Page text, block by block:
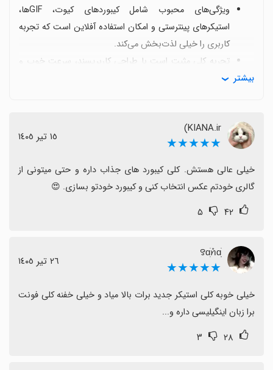
ویژگی‌های محبوب شامل کیبوردهای کیوت، GIFها،
استیکرهای پینترستی و امکان استفاده آفلاین است که تجربه
کاربری را خیلی لذت‌بخش می‌کند.
تجربه کلی مثبت است با طراحی کاربرپسند، سرعت خوب و
تشویق زیاد به نصب و استفاده گسترده.
نگرانی‌هایی درباره حریم خصوصی وجود دارد؛ برنامه به
مجوزهای دسترسی نیاز دارد تا بتواند داده‌های پیام را بخواند
یا کپی کند، که باید با دقت مدیریت شود.
در کل، با وجود این محدودیت‌ها، نوآوری‌های جذاب و امکان
شخصیت‌سازی گزینه‌ای عالی می‌کند.
بیشتر
KIANA.ir)
★★★★★ ١٥ تیر ١٤٠٥
گالری خودتم عکس انتخاب کنی و کیبورد خودتو بسازی. 😍
۴۲ ۵
★★★★★ ٢٦ تیر ١٤٠٥
برا زبان اینگیلیسی داره و...
۲۸ ۳